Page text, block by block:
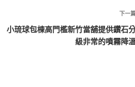
下一
小琉球包棟高門檻新竹當舖提供鑽石
級非常的噴霧降